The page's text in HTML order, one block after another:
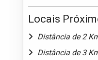
Locais
Distância de 2
Distância de 3